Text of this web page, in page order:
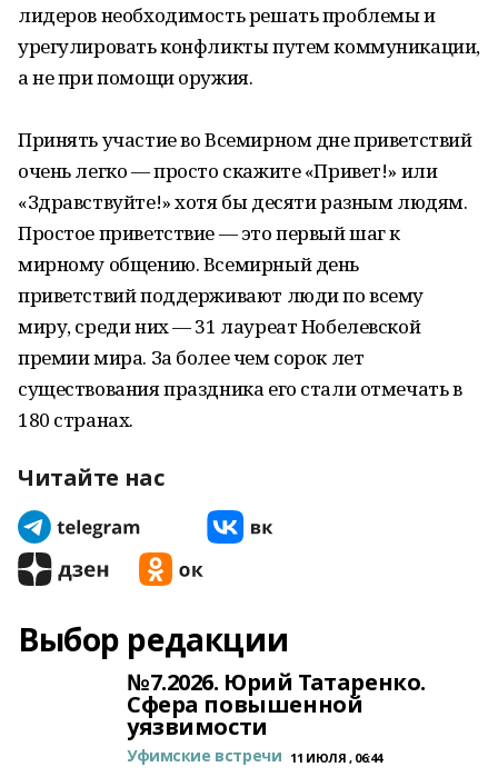
лидеров необходимость решать проблемы и
урегулировать конфликты путем коммуникации,
а не при помощи оружия.
Принять участие во Всемирном дне приветствий
очень легко — просто скажите «Привет!» или
«Здравствуйте!» хотя бы десяти разным людям.
Простое приветствие — это первый шаг к
мирному общению. Всемирный день
приветствий поддерживают люди по всему
миру, среди них — 31 лауреат Нобелевской
премии мира. За более чем сорок лет
существования праздника его стали отмечать в
180 странах.
Читайте нас
Выбор редакции
№7.2026. Юрий Татаренко.
Сфера повышенной
уязвимости
Уфимские встречи 11 ИЮЛЯ , 06:44